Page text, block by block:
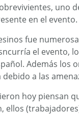
uno
en el evento.
fue
el evento,
Además los
a las
hoy piensan
ellos